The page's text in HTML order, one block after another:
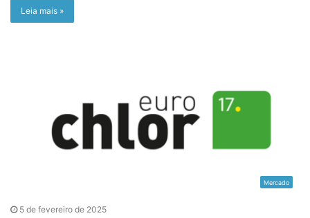
Leia mais »
Mercado
5 de fevereiro de 2025